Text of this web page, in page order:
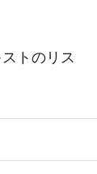
トのリス